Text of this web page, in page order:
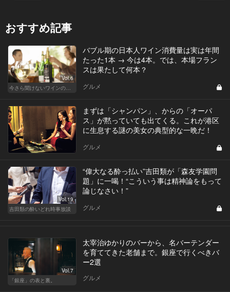
おすすめ記事
Vol.6
今さら聞けないワインの基礎知識
バブル期の日本人ワイン消費量は実は年間
たった1本 → 今は4本。では、本場フラン
スは果たして何本？
グルメ
まずは「シャンパン」、からの「オーパ
ス」が黙っていても出てくる。これが港区
に生息する謎の美女の典型的な一晩だ！
グルメ
Vol.19
吉田類の酔いどれ時事放談
“偉大なる酔っ払い”吉田類が「森友学園問
題」に一喝！“こういう事は精神論をもって
論じなさい！”
グルメ
Vol.7
「銀座」の表と裏。
太宰治ゆかりのバーから、名バーテンダー
を育ててきた老舗まで。銀座で行くべきバ
ー2選
グルメ